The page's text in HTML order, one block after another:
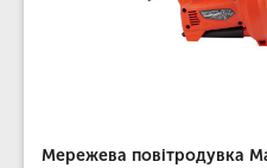
Мережева повітродувка